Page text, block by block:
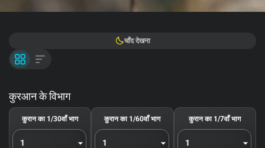
चाँद देखना
कुरआन के विभाग
कुरान का 1/30वाँ भाग
1
कुरान का 1/60वाँ भाग
1
कुरान का 1/7वाँ भाग
1